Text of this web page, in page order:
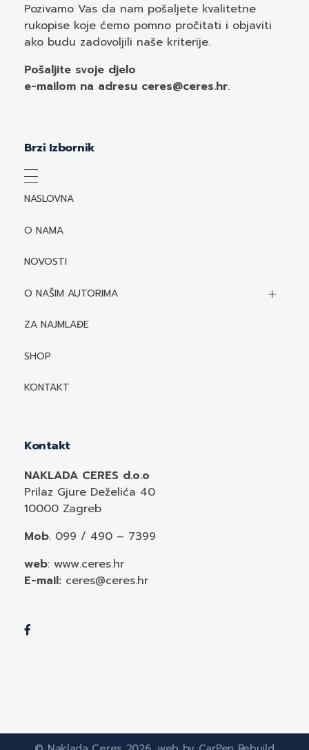
Pozivamo Vas da nam pošaljete kvalitetne
rukopise koje ćemo pomno pročitati i objaviti
ako budu zadovoljili naše kriterije.
Pošaljite svoje djelo
e-mailom na adresu ceres@ceres.hr.
Brzi Izbornik
NASLOVNA
O NAMA
NOVOSTI
O NAŠIM AUTORIMA
Biografije autora
Mediji o autorima i njihovim naslovima
ZA NAJMLAĐE
SHOP
KONTAKT
Kontakt
NAKLADA CERES d.o.o
Prilaz Gjure Deželića 40
10000 Zagreb
Mob. 099 / 490 – 7399
web: www.ceres.hr
E-mail: ceres@ceres.hr